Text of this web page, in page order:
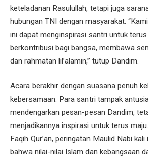
keteladanan Rasulullah, tetapi juga
hubungan TNI dengan masyarakat.
ini dapat menginspirasi santri untuk terus
berkontribusi bagi bangsa, membawa
dan rahmatan lil’alamin,” tutup Dandim.
Acara berakhir dengan suasana penuh
kebersamaan. Para santri tampak
mendengarkan pesan-pesan Dandim,
menjadikannya inspirasi untuk terus
Faqih Qur’an, peringatan Maulid Nabi
bahwa nilai-nilai Islam dan kebangsaan